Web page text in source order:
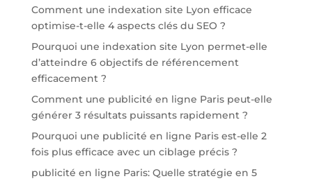
Comment une indexation site Lyon efficace
optimise-t-elle 4 aspects clés du SEO ?
Pourquoi une indexation site Lyon permet-elle
d’atteindre 6 objectifs de référencement
efficacement ?
Comment une publicité en ligne Paris peut-elle
générer 3 résultats puissants rapidement ?
Pourquoi une publicité en ligne Paris est-elle 2
fois plus efficace avec un ciblage précis ?
publicité en ligne Paris: Quelle stratégie en 5